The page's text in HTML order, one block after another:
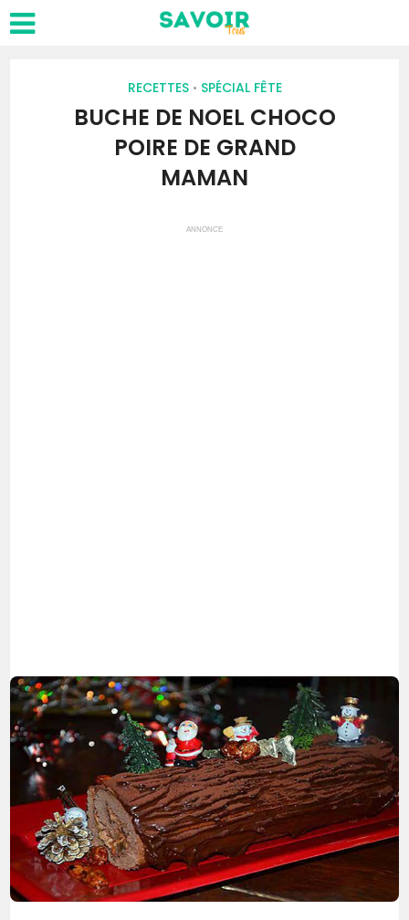
RECETTES • SPÉCIAL FÊTE
BUCHE DE NOEL CHOCO
POIRE DE GRAND
MAMAN
ANNONCE